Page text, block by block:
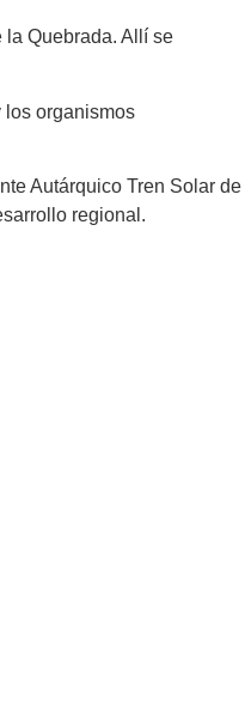
la Quebrada. Allí se
los organismos
Autárquico Tren Solar de
regional.